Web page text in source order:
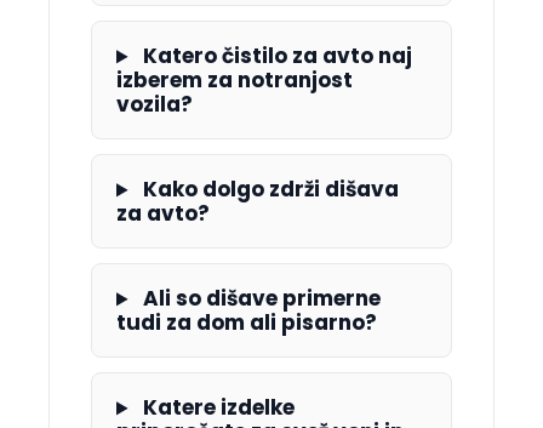
Katero čistilo za avto naj
izberem za notranjost
vozila?
Kako dolgo zdrži dišava
za avto?
Ali so dišave primerne
tudi za dom ali pisarno?
Katere izdelke